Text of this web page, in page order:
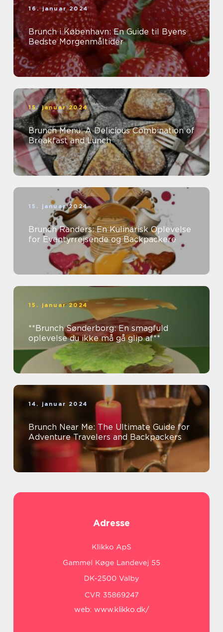
16. januar 2024
Brunch i København: En Guide til Byens
Bedste Morgenmåltider
15. januar 2024
Brunch Menu: A Delicious Combination of
Breakfast and Lunch
15. januar 2024
Brunch Randers: En Kulinarisk Oplevelse
for Eventyrrejsende og Backpackere
15. januar 2024
**Brunch Sønderborg: En smagfuld
oplevelse du ikke må gå glip af**
14. januar 2024
Brunch Near Me: The Ultimate Guide for
Adventure Travelers and Backpackers
Adresse
web: www.klikko.dk/